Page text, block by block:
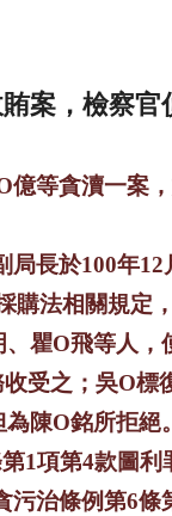
案，檢察
億等貪瀆一案
局長於100年12
購法相關規定
、瞿O飛等人，
受之；吳O標
為陳O銘所拒絕。
1項第4款圖利
污治條例第6條